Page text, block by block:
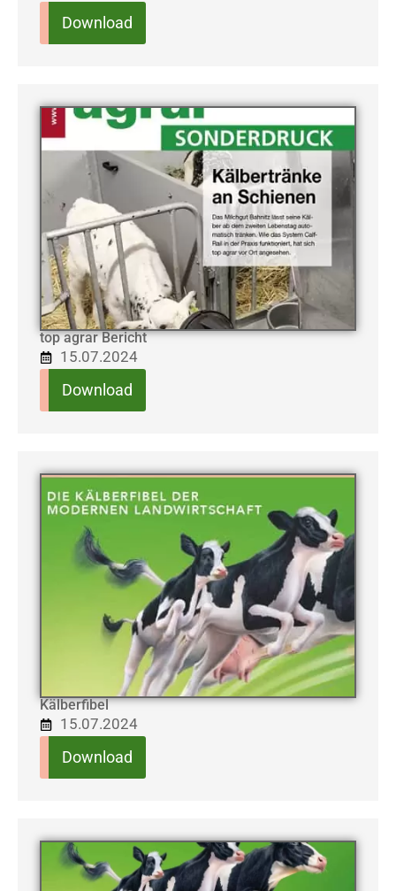
Download
top agrar Bericht
15.07.2024
Download
Kälberfibel
15.07.2024
Download